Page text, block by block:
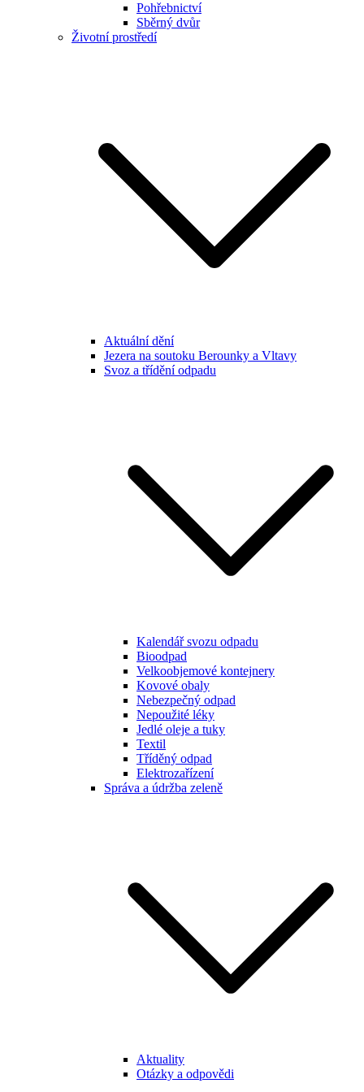
Pohřebnictví
Sběrný dvůr
Životní prostředí
Aktuální dění
Jezera na soutoku Berounky a Vltavy
Svoz a třídění odpadu
Kalendář svozu odpadu
Bioodpad
Velkoobjemové kontejnery
Kovové obaly
Nebezpečný odpad
Nepoužité léky
Jedlé oleje a tuky
Textil
Tříděný odpad
Elektrozařízení
Správa a údržba zeleně
Aktuality
Otázky a odpovědi